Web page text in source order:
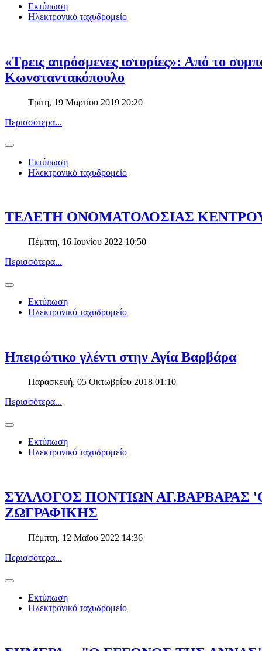
Εκτύπωση
Ηλεκτρονικό ταχυδρομείο
«Τρεις απρόσμενες ιστορίες»: Από το
Κωνσταντακόπουλο
Τρίτη, 19 Μαρτίου 2019 20:20
Περισσότερα...
Εκτύπωση
Ηλεκτρονικό ταχυδρομείο
ΤΕΛΕΤΗ ΟΝΟΜΑΤΟΔΟΣΙΑΣ
Πέμπτη, 16 Ιουνίου 2022 10:50
Περισσότερα...
Εκτύπωση
Ηλεκτρονικό ταχυδρομείο
Ηπειρώτικο γλέντι στην Αγία Βαρβάρα
Παρασκευή, 05 Οκτωβρίου 2018 01:10
Περισσότερα...
Εκτύπωση
Ηλεκτρονικό ταχυδρομείο
ΣΥΛΛΟΓΟΣ ΠΟΝΤΙΩΝ ΑΓ.ΒΑΡΒΑΡΑΣ
ΖΩΓΡΑΦΙΚΗΣ
Πέμπτη, 12 Μαΐου 2022 14:36
Περισσότερα...
Εκτύπωση
Ηλεκτρονικό ταχυδρομείο